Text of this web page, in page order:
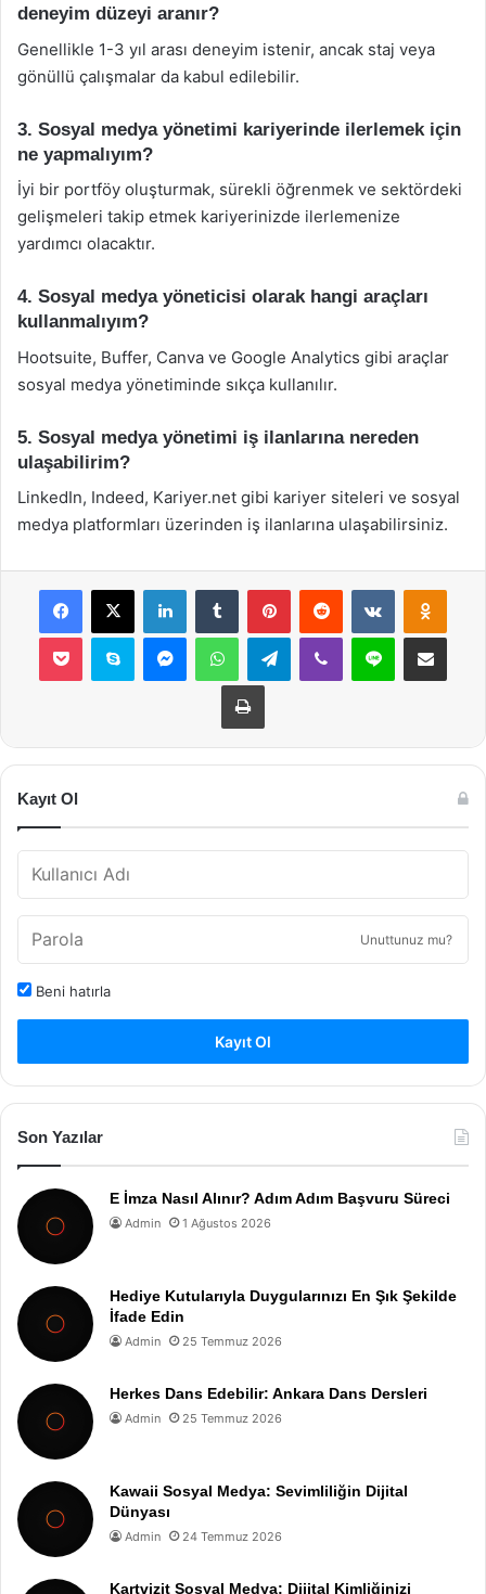
deneyim düzeyi aranır?
Genellikle 1-3 yıl arası deneyim istenir, ancak staj veya
gönüllü çalışmalar da kabul edilebilir.
3. Sosyal medya yönetimi kariyerinde ilerlemek için
ne yapmalıyım?
İyi bir portföy oluşturmak, sürekli öğrenmek ve sektördeki
gelişmeleri takip etmek kariyerinizde ilerlemenize
yardımcı olacaktır.
4. Sosyal medya yöneticisi olarak hangi araçları
kullanmalıyım?
Hootsuite, Buffer, Canva ve Google Analytics gibi araçlar
sosyal medya yönetiminde sıkça kullanılır.
5. Sosyal medya yönetimi iş ilanlarına nereden
ulaşabilirim?
LinkedIn, Indeed, Kariyer.net gibi kariyer siteleri ve sosyal
medya platformları üzerinden iş ilanlarına ulaşabilirsiniz.
Facebook
X LinkedInTumblr PinterestReddit VKontakte
Pocket Skype MessengerWhatsAppTelegramViber Line E-Posta ile
Yazdır
Kayıt Ol
Unuttunuz mu?
Beni hatırla
Kayıt Ol
Son Yazılar
E İmza Nasıl Alınır? Adım Adım Başvuru Süreci
Admin 1 Ağustos 2026
Hediye Kutularıyla Duygularınızı En Şık Şekilde
İfade Edin
Admin 25 Temmuz 2026
Herkes Dans Edebilir: Ankara Dans Dersleri
Admin 25 Temmuz 2026
Kawaii Sosyal Medya: Sevimliliğin Dijital
Dünyası
Admin 24 Temmuz 2026
Kartvizit Sosyal Medya: Dijital Kimliğinizi